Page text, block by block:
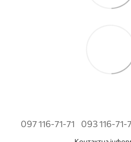
097 116-71-71 093 116-71-